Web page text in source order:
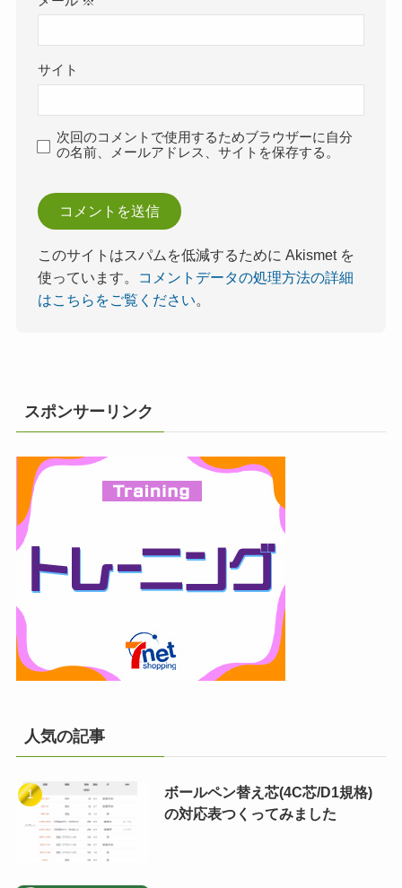
サイト
次回のコメントで使用するためブラウザーに自分
の名前、メールアドレス、サイトを保存する。
このサイトはスパムを低減するために Akismet を
使っています。
コメントデータの処理方法の詳細
はこちらをご覧ください。
スポンサーリンク
人気の記事
ボールペン替え芯(4C芯/D1規格)
の対応表つくってみました